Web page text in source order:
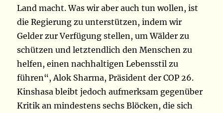
Land macht. Was wir aber auch tun wollen, ist
die Regierung zu unterstützen, indem wir
Gelder zur Verfügung stellen, um Wälder zu
schützen und letztendlich den Menschen zu
helfen, einen nachhaltigen Lebensstil zu
führen“, Alok Sharma, Präsident der COP 26.
Kinshasa bleibt jedoch aufmerksam gegenüber
Kritik an mindestens sechs Blöcken, die sich